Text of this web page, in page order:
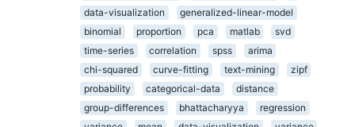
data-visualization
generalized-linear-model
binomial
proportion pca matlab
svd
time-series
correlation spss
arima
chi-squared
curve-fitting text-mining
zipf
probability
categorical-data
distance
group-differences
bhattacharyya
regression